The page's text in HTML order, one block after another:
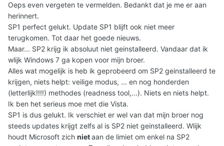
Oeps even vergeten te vermelden. Bedankt dat je me er aan
herinnert.
SP1 perfect gelukt. Update SP1 blijft ook niet meer
terugkomen. Tot daar het goede nieuws.
Maar... SP2 krijg ik absoluut niet geinstalleerd. Vandaar dat ik
wlijk Windows 7 ga kopen voor mijn broer.
Alles wat mogelijk is heb ik geprobeerd om SP2 geinstalleerd te
krijgen, niets helpt: veilige modus, ... en nog honderden
(letterlijk!!!!) methodes (readness tool,...). Niets en niets helpt.
Ik ben het serieus moe met die Vista.
SP1 is dus gelukt. Ik verschiet er wel van dat mijn broer nog
steeds updates krijgt zelfs al is SP2 niet geinstalleerd. Wlijk
houdt Microsoft zich nietaan de limiet om enkel na SP2